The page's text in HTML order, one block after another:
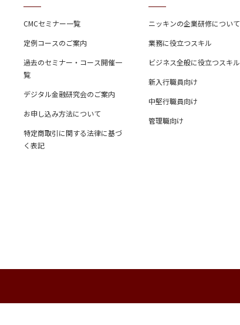
CMCセミナー一覧
定例コースのご案内
過去のセミナー・コース開催一
覧
デジタル金融研究会のご案内
お申し込み方法について
特定商取引に関する法律に基づ
く表記
ニッキンの企業研修について
業務に役立つスキル
ビジネス全般に役立つスキル
新入行職員向け
中堅行職員向け
管理職向け